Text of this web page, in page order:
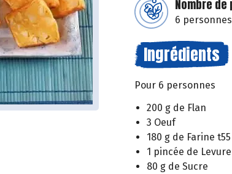
Nombre
6 personnes
Ingrédients
Pour 6 personnes
200 g de Flan
3 Oeuf
180 g de Farine t55
1 pincée de
80 g de Sucre